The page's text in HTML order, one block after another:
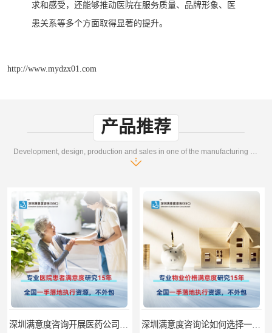
求和感受，还能够推动医院在服务质量、品牌形象、医
患关系等多个方面取得显著的提升。
http://www.mydzx01.com
产品推荐